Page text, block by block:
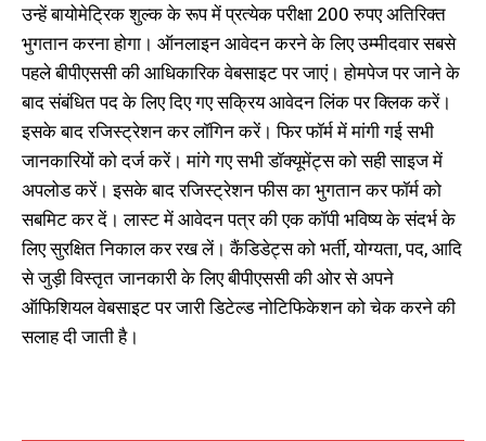
उन्हें बायोमेट्रिक शुल्क के रूप में प्रत्येक परीक्षा 200 रुपए अतिरिक्त
भुगतान करना होगा। ऑनलाइन आवेदन करने के लिए उम्मीदवार सबसे
पहले बीपीएससी की आधिकारिक वेबसाइट पर जाएं। होमपेज पर जाने के
बाद संबंधित पद के लिए दिए गए सक्रिय आवेदन लिंक पर क्लिक करें।
इसके बाद रजिस्ट्रेशन कर लॉगिन करें। फिर फॉर्म में मांगी गई सभी
जानकारियों को दर्ज करें। मांगे गए सभी डॉक्यूमेंट्स को सही साइज में
अपलोड करें। इसके बाद रजिस्ट्रेशन फीस का भुगतान कर फॉर्म को
सबमिट कर दें। लास्ट में आवेदन पत्र की एक कॉपी भविष्य के संदर्भ के
लिए सुरक्षित निकाल कर रख लें। कैंडिडेट्स को भर्ती, योग्यता, पद, आदि
से जुड़ी विस्तृत जानकारी के लिए बीपीएससी की ओर से अपने
ऑफिशियल वेबसाइट पर जारी डिटेल्ड नोटिफिकेशन को चेक करने की
सलाह दी जाती है।